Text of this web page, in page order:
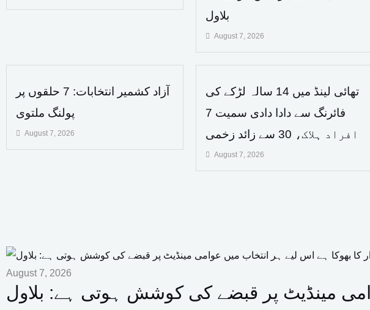
بلاول
August 7, 2026
آزاد کشمیر انتخابات: 7 حلقوں پر
پولنگ ملتوی
August 7, 2026
تھائی لینڈ میں 14 سالہ لڑکے کی
فائرنگ سے دادا دادی سمیت 7
افراد ہلاک، 30 سے زائد زخمی
August 7, 2026
August 7, 2026
مینڈیٹ پر قبضے کی کوشش ہوتی ہے: بلاول